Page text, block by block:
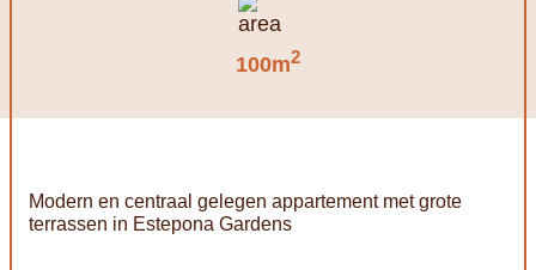
100m2
Modern en centraal gelegen appartement met grote
terrassen in Estepona Gardens